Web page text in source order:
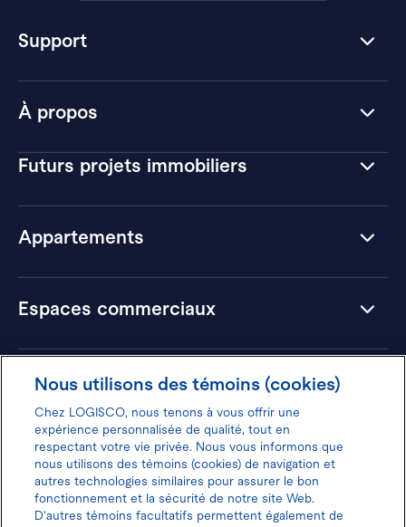
À propos
Futurs projets immobiliers
Appartements
Espaces commerciaux
Hôtels
Support
Donnez votre avis pour gagner 100$
Nous utilisons des témoins (cookies)
Chez LOGISCO, nous tenons à vous offrir une
expérience personnalisée de qualité, tout en
respectant votre vie privée. Nous vous informons que
nous utilisons des témoins (cookies) de navigation et
autres technologies similaires pour assurer le bon
fonctionnement et la sécurité de notre site Web.
D'autres témoins facultatifs permettent également de